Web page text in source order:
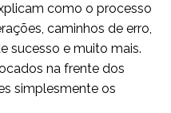
como o processo
caminhos de erro,
sucesso e muito mais.
na frente dos
simplesmente os